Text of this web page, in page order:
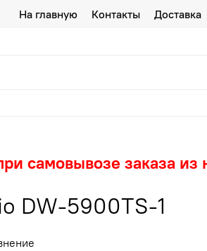
На главную Контакты Доставка
самовывозе заказа
DW-5900TS-1